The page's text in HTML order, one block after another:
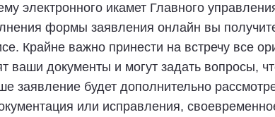
электронного икамет Главного
формы заявления онлайн вы
Крайне важно принести на встречу все
ваши документы и могут задать вопросы,
заявление будет дополнительно
или исправления,